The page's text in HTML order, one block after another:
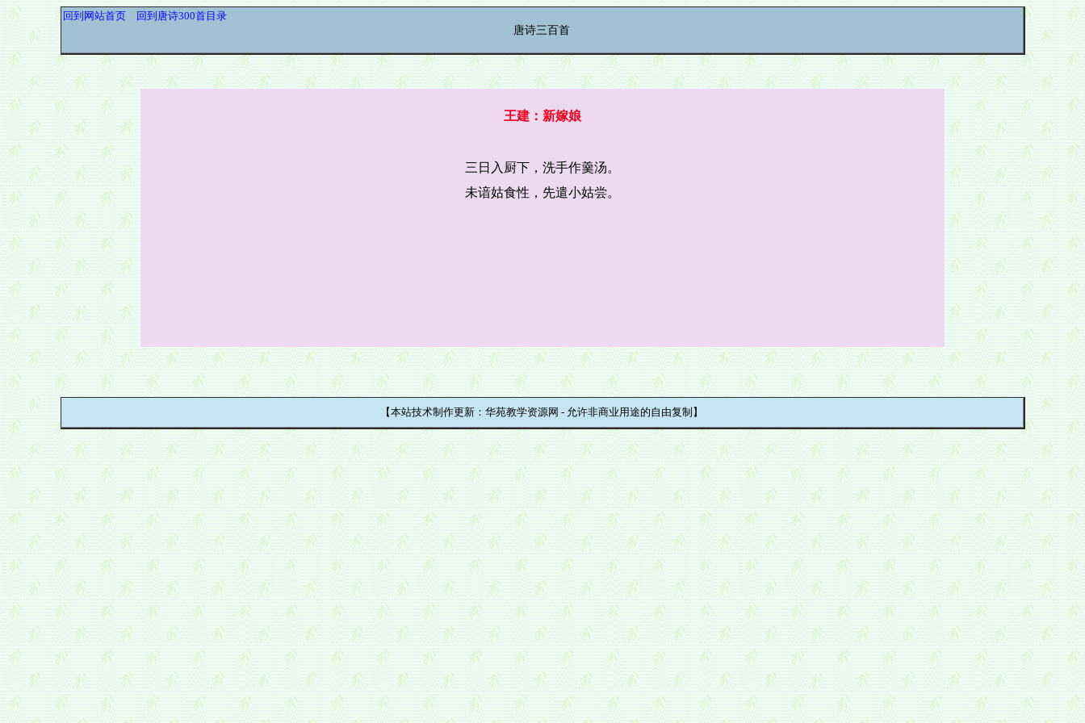
回到网站首页 回到唐诗300首目录
唐诗三百首
王建：新嫁娘
三日入厨下，洗手作羹汤。
未谙姑食性，先遣小姑尝。
【本站技术制作更新：华苑教学资源网 - 允许非商业用途的自由复制】